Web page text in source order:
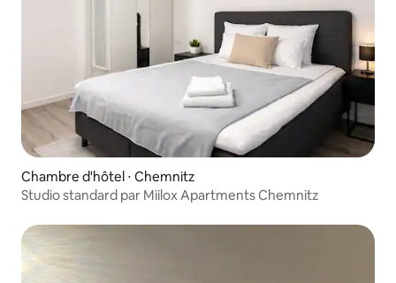
Chambre d'hôtel ⋅ Chemnitz
Studio standard par Miilox Apartments Chemnitz